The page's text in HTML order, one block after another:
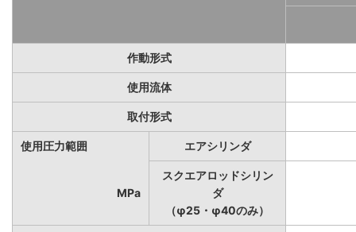
作動形式
使用流体
取付形式
使用圧力範囲 エアシリンダ
MPa
スクエアロッドシリン
ダ
（φ25・φ40のみ）